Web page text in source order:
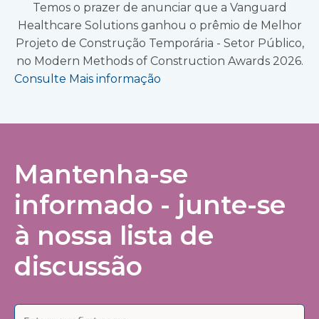
Temos o prazer de anunciar que a Vanguard
Healthcare Solutions ganhou o prêmio de Melhor
Projeto de Construção Temporária - Setor Público,
no Modern Methods of Construction Awards 2026.
Consulte Mais informação
Mantenha-se
informado - junte-se
à nossa lista de
discussão